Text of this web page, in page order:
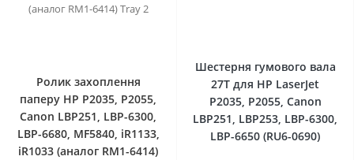
Ролик захоплення
паперу HP P2035, P2055,
Canon LBP251, LBP-6300,
LBP-6680, MF5840, iR1133,
iR1033 (аналог RM1-6414)
Шестерня гумового вала
27T для HP LaserJet
P2035, P2055, Canon
LBP251, LBP253, LBP-6300,
LBP-6650 (RU6-0690)